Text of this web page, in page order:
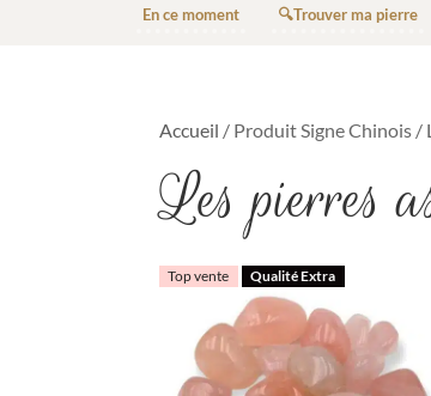
En ce moment 🔍Trouver ma pierre
Accueil / Produit Signe Chinois /
Les pierres
Top vente Qualité Extra